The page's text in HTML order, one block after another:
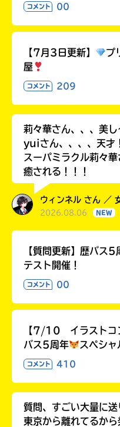
コメント 00
【7月3日更新】 プ
屋
コメント 209
莉々華さん、、、美し
yuiさん、、、、天才
スーパミラクル莉々
癒される！！！
ウィンネル さん ／
2026.08.06 NEW
【質問更新】歴バス
テスト開催！
コメント 00
【7/10 イラストコ
バス5周年
スペシャ
コメント 410
質問、すごい大量に
東京から離れてるか